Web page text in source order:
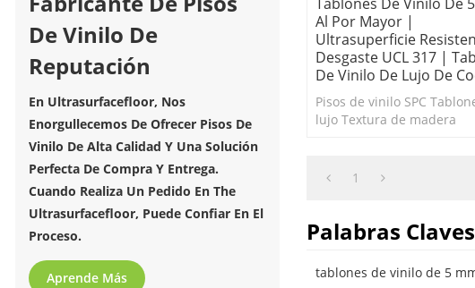
De Vinilo De
Reputación
En Ultrasurfacefloor, Nos
Enorgullecemos De Ofrecer Pisos De
Vinilo De Alta Calidad Y Una Solución
Perfecta De Compra Y Entrega.
Cuando Realiza Un Pedido En The
Ultrasurfacefloor, Puede Confiar En El
Proceso.
Aprende Más
Al Por Mayor |
Ultrasuperficie
Desgaste UCL 317 |
De Vinilo De Lujo De
Pisos de vinilo SPC
lujo Textura de madera
1
Palabras Claves
tablones de vinilo de 5